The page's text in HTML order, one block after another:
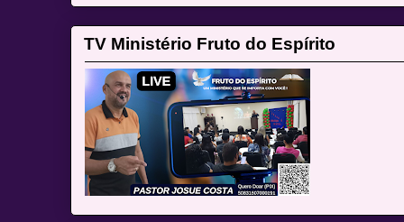
TV Ministério Fruto do Espírito